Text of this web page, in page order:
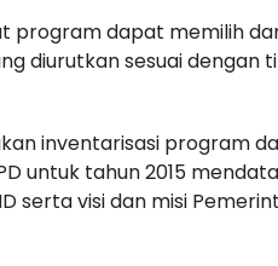
program dapat memilih
diurutkan sesuai dengan
inventarisasi program
untuk tahun 2015
serta visi dan misi